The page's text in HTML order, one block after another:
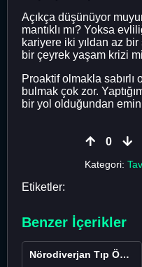
Açıkça düşünüyor
mantıklı mı? Yoksa
kariyere iki yıldan az
bir çeyrek yaşam krizi
Proaktif olmakla sabırlı
bulmak çok zor.
bir yol olduğundan
0
Kategori:
Etiketler:
Benzer İçerikler
Nörodiverjan Tıp Öğrencisi Yeni Bir Yol Arıyor